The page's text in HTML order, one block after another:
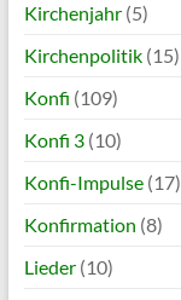
Kirchenjahr(5)
Kirchenpolitik(15)
Konfi (109)
Konfi 3(10)
Konfi-Impulse(17)
Konfirmation (8)
Lieder(10)